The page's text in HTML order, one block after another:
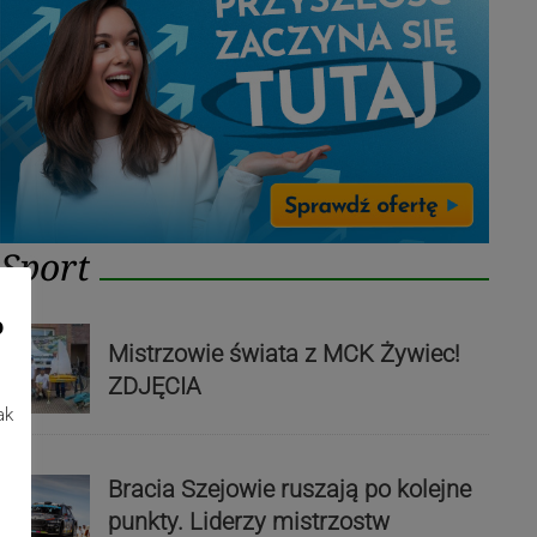
Sport
Mistrzowie świata z MCK Żywiec!
ZDJĘCIA
Bracia Szejowie ruszają po kolejne
punkty. Liderzy mistrzostw